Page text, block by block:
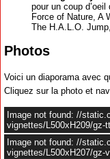
pour un coup
Force of Nature, A
The H.A.L.O.
Photos
Voici un diaporama avec
Cliquez sur la photo et
Image not found: //
vignettes/L500xH209/gz-
Image not found: //
vignettes/L500xH207/gz-